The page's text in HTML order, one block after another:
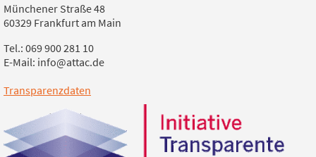
Münchener Straße 48
60329 Frankfurt am Main
Tel.: 069 900 281 10
E-Mail: info@attac.de
Transparenzdaten